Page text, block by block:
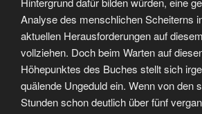
Analyse des menschlichen Scheiterns
aktuellen Herausforderungen auf
vollziehen. Doch beim Warten auf
Höhepunktes des Buches stellt sich
quälende Ungeduld ein. Wenn von den
Stunden schon deutlich über fünf